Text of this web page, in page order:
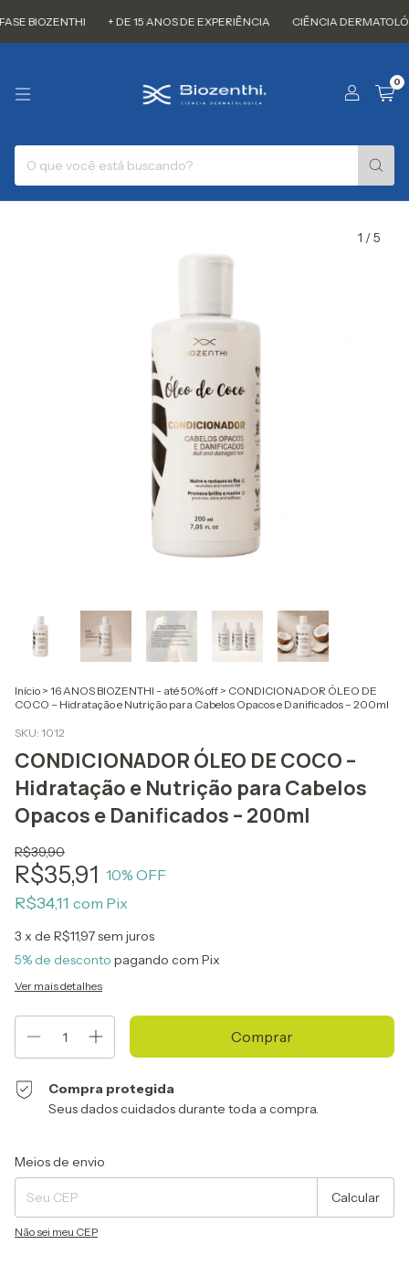
BIOZENTHI + DE 15 ANOS DE EXPERIÊNCIA CIÊNCIA
0
1 /5
Início > 16 ANOS BIOZENTHI - até 50% off > CONDICIONADOR ÓLEO DE
COCO – Hidratação e Nutrição para Cabelos Opacos e Danificados – 200ml
SKU: 1012
CONDICIONADOR ÓLEO DE COCO –
Hidratação e Nutrição para Cabelos
Opacos e Danificados – 200ml
R$39,90
R$35,91 10% OFF
R$34,11 com Pix
3 x de R$11,97sem juros
5% de desconto pagando com Pix
Ver mais detalhes
Compra protegida
Seus dados cuidados durante toda a compra.
Entregas para o CEP:
Meios de envio
Calcular
Não sei meu CEP